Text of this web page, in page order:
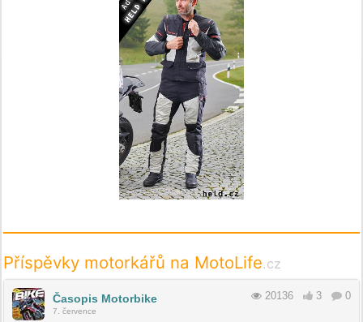
Příspěvky motorkářů na MotoLife.cz
Časopis Motorbike
7. července
20136 3 0